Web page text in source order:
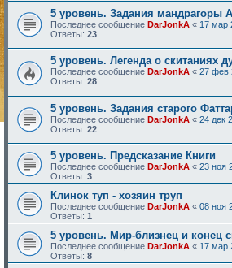
5 уровень. Задания мандрагоры
Последнее сообщение DarJonkA « 17 мар
Ответы: 23
5 уровень. Легенда о скитаниях
Последнее сообщение DarJonkA « 27 фев
Ответы: 28
5 уровень. Задания старого
Последнее сообщение DarJonkA « 24 дек
Ответы: 22
5 уровень. Предсказание Книги
Последнее сообщение DarJonkA « 23 ноя
Ответы: 3
Клинок туп - хозяин труп
Последнее сообщение DarJonkA « 08 ноя
Ответы: 1
5 уровень. Мир-близнец и конец
Последнее сообщение DarJonkA « 17 мар
Ответы: 8